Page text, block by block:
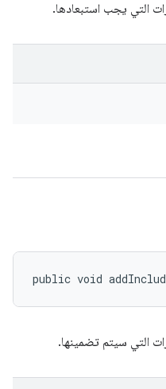
التي يجب استبعادها.
public void
التي سيتم تضمينها.